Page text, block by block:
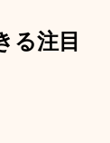
る注目